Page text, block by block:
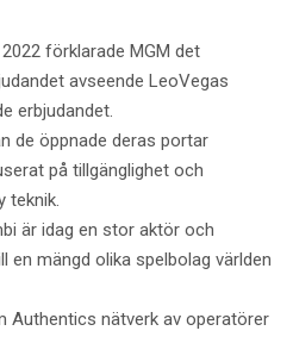
förklarade MGM det
avseende LeoVegas
erbjudandet.
de öppnade deras portar
på tillgänglighet och
teknik.
är idag en stor aktör och
en mängd olika spelbolag världen
Authentics nätverk av operatörer